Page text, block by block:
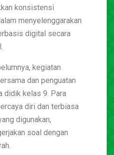
konsistensi
menyelenggarakan
digital secara
kegiatan
dan penguatan
didik kelas 9. Para
diri dan terbiasa
digunakan,
soal dengan